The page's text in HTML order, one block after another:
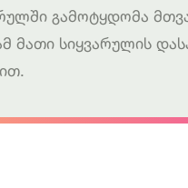
გამოტყდომა
მათი სიყვარულის